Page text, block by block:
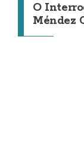
O
Méndez